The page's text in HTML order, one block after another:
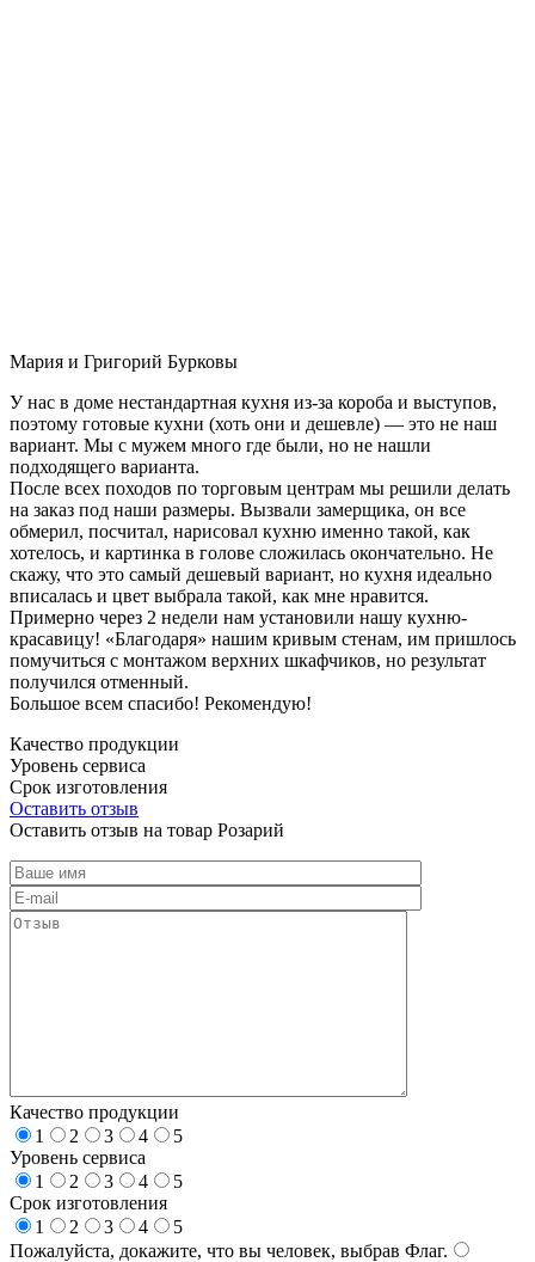
Мария и Григорий Бурковы
У нас в доме нестандартная кухня из-за короба и выступов,
поэтому готовые кухни (хоть они и дешевле) — это не наш
вариант. Мы с мужем много где были, но не нашли
подходящего варианта.
После всех походов по торговым центрам мы решили делать
на заказ под наши размеры. Вызвали замерщика, он все
обмерил, посчитал, нарисовал кухню именно такой, как
хотелось, и картинка в голове сложилась окончательно. Не
скажу, что это самый дешевый вариант, но кухня идеально
вписалась и цвет выбрала такой, как мне нравится.
Примерно через 2 недели нам установили нашу кухню-
красавицу! «Благодаря» нашим кривым стенам, им пришлось
помучиться с монтажом верхних шкафчиков, но результат
получился отменный.
Большое всем спасибо! Рекомендую!
Качество продукции
Уровень сервиса
Срок изготовления
Оставить отзыв
Оставить отзыв на товар Розарий
Качество продукции
1
2 3 4
5
Уровень сервиса
1
2 3 4
5
Срок изготовления
1
2 3 4
5
Пожалуйста, докажите, что вы человек, выбрав Флаг.